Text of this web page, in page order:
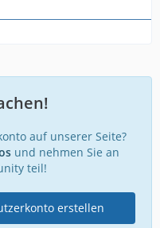
auf unserer Seite?
und nehmen Sie an
teil!
erstellen